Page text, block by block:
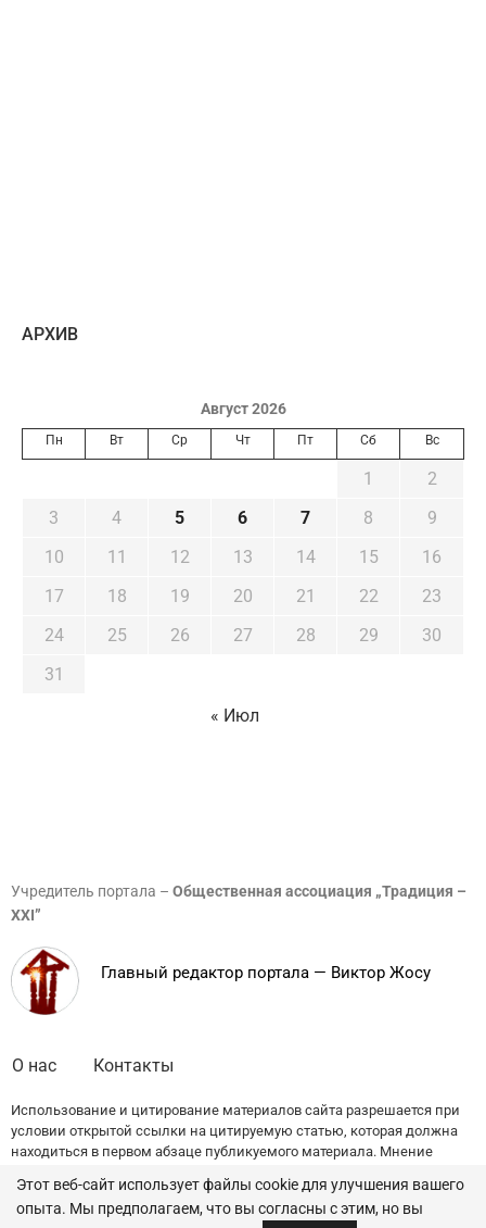
AРХИВ
Август 2026
Пн Вт Ср Чт Пт Сб Вс
1
2
3
4 5 6 7 8
9
10
11 12 13 14 15
16
17
18 19 20 21 22
23
24
25 26 27 28 29
30
31
« Июл
Учредитель портала – Общественная ассоциация „Традиция –
XXI”
Главный редактор портала — Виктор Жосу
О нас Контакты
Использование и цитирование материалов сайта разрешается при
условии открытой ссылки на цитируемую статью, которая должна
находиться в первом абзаце публикуемого материала. Мнение
Этот веб-сайт использует файлы cookie для улучшения вашего
опыта. Мы предполагаем, что вы согласны с этим, но вы